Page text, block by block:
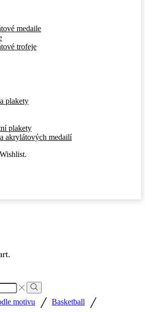
medaile
trofeje
plakety
plakety
akrylátových medailí
Search
motivu / Basketball /